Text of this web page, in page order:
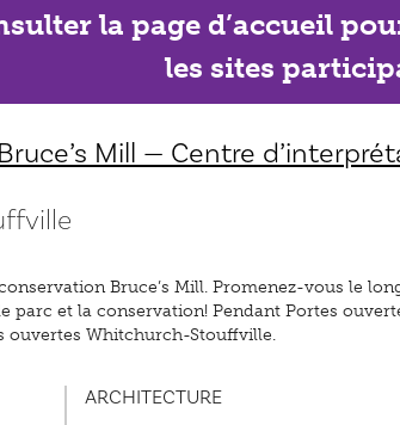
la page d’accueil
les sites
Mill — Centre
Bruce’s Mill. Promenez-vous le
parc et la conservation! Pendant Portes
ouvertes Whitchurch-Stouffville.
ARCHITECTURE